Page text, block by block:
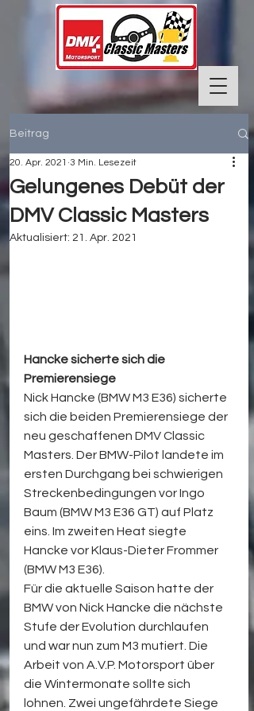
Beitrag
Gelungenes Debüt der
DMV Classic Masters
20. Apr. 2021 3 Min. Lesezeit
Aktualisiert: 21. Apr. 2021
Hancke sicherte sich die
Premierensiege
Nick Hancke (BMW M3 E36) sicherte
sich die beiden Premierensiege der
neu geschaffenen DMV Classic
Masters. Der BMW-Pilot landete im
ersten Durchgang bei schwierigen
Streckenbedingungen vor Ingo
Baum (BMW M3 E36 GT) auf Platz
eins. Im zweiten Heat siegte
Hancke vor Klaus-Dieter Frommer
(BMW M3 E36).
Für die aktuelle Saison hatte der
BMW von Nick Hancke die nächste
Stufe der Evolution durchlaufen
und war nun zum M3 mutiert. Die
Arbeit von A.V.P. Motorsport über
die Wintermonate sollte sich
lohnen. Zwei ungefährdete Siege